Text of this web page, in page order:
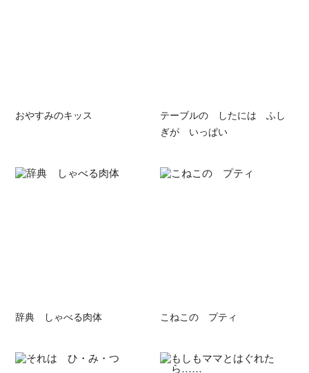
おやすみのキッス
テーブルの したには ふし
ぎが いっぱい
辞典 しゃべる肉体 こねこの プティ